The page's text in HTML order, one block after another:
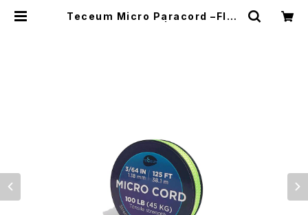
Teceum Micro Paracord –Fluo